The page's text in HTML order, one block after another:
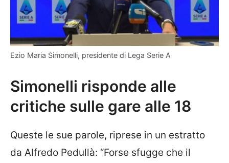
Ezio Maria Simonelli, presidente di Lega Serie A
Simonelli risponde alle
critiche sulle gare alle 18
Queste le sue parole, riprese in un estratto
da Alfredo Pedullà: “Forse sfugge che il